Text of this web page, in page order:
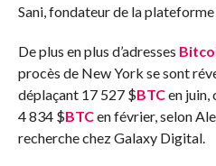
Sani, fondateur de la plateforme
De plus en plus d’adresses
procès de New York se sont
déplaçant 17 527 $BTCen juin,
4 834 $BTCen février, selon
recherche chez Galaxy Digital.